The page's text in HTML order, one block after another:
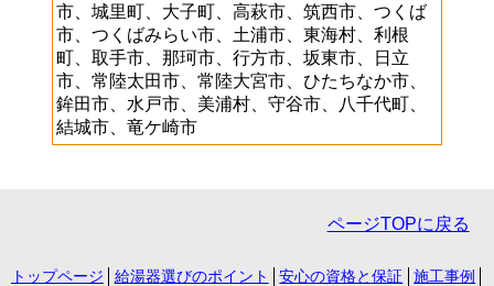
市、城里町、大子町、高萩市、筑西市、つくば
市、つくばみらい市、土浦市、東海村、利根
町、取手市、那珂市、行方市、坂東市、日立
市、常陸太田市、常陸大宮市、ひたちなか市、
鉾田市、水戸市、美浦村、守谷市、八千代町、
結城市、竜ケ崎市
ページTOPに戻る
トップページ 給湯器選びのポイント 安心の資格と保証
施工事例